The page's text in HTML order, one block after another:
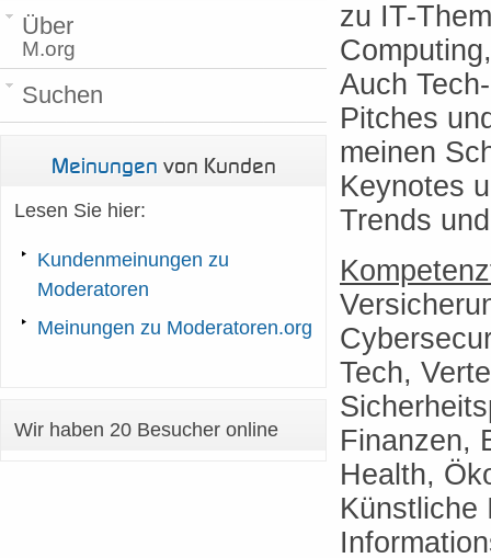
zu IT-
Auch
Pitches
meinen
Keynotes
Trends
Tech,
Finanzen,
Health,
Künstliche
Über
M.org
Suchen
Meinungen von Kunden
Lesen Sie hier:
Kundenmeinungen zu
Moderatoren
Meinungen zu Moderatoren.org
Wir haben 20 Besucher online